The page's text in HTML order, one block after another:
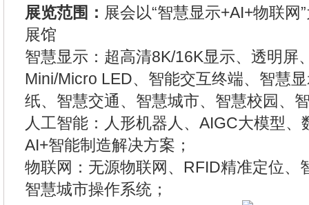
展览范围： 展会以“智慧显示+AI+物联
展馆
智慧显示：超高清8K/16K显示、透明屏
Mini/Micro LED、智能交互终端、智慧
纸、智慧交通、智慧城市、智慧校园、
人工智能：人形机器人、AIGC大模型
AI+智能制造解决方案；
物联网：无源物联网、RFID精准定位、
智慧城市操作系统；